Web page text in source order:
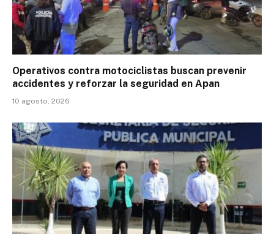
Operativos contra motociclistas buscan prevenir
accidentes y reforzar la seguridad en Apan
10 agosto, 2026